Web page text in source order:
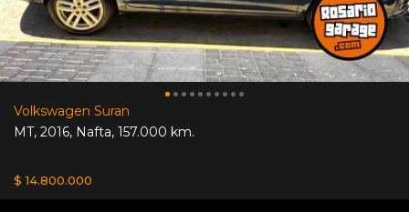
Volkswagen Suran
MT, 2016, Nafta, 157.000 km.
$ 14.800.000